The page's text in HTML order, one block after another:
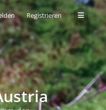
Registrieren